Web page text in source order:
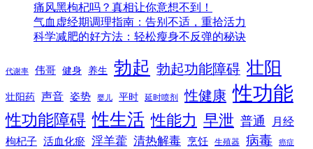
痛风黑枸杞吗？真相让你意想不到！
气血虚经期调理指南：告别不适，重拾活力
科学减肥的好方法：轻松瘦身不反弹的秘诀
代谢率 伟哥 健身 养生 勃起 勃起功能障碍 壮阳
壮阳药 声音 姿势 婴儿 平时 延时喷剂 性健康 性功能
性功能障碍 性生活 性能力 早泄 普通 月经
枸杞子 活血化瘀 淫羊藿 清热解毒 烹饪 生殖器 病毒 癌症